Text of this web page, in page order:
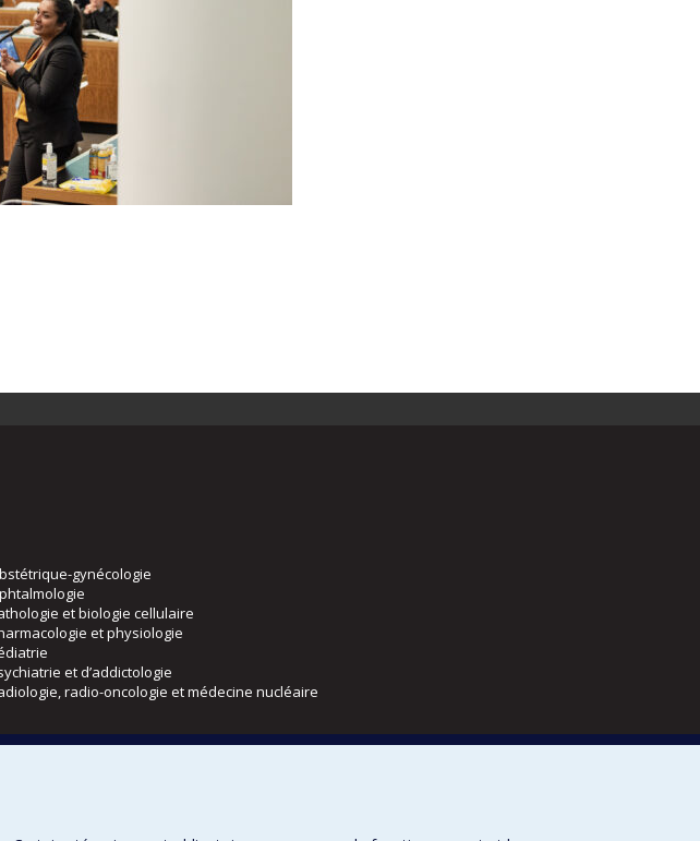
gynécologie
et biologie cellulaire
et physiologie
et d’addictologie
radio-oncologie et médecine nucléaire